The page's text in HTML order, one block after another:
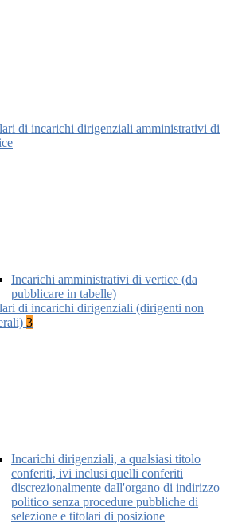
di incarichi dirigenziali amministrativi di
Incarichi amministrativi di vertice (da
pubblicare in tabelle)
di incarichi dirigenziali (dirigenti non
3
Incarichi dirigenziali, a qualsiasi titolo
conferiti, ivi inclusi quelli conferiti
discrezionalmente dall'organo di indirizzo
politico senza procedure pubbliche di
selezione e titolari di posizione